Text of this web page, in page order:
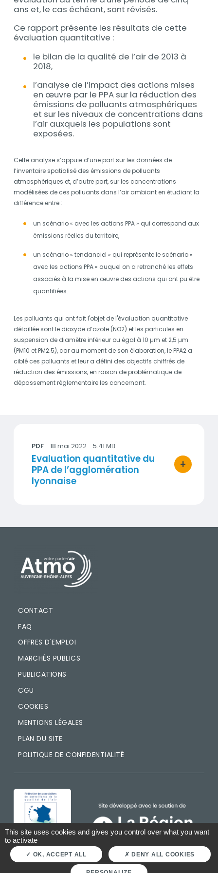
ans et, le cas échéant, sont révisés.
Ce rapport présente les résultats de cette
évaluation quantitative :
le bilan de la qualité de l’air de 2013 à
2018,
l’analyse de l’impact des actions mises
en œuvre par le PPA sur la réduction des
émissions de polluants atmosphériques
et sur les niveaux de concentrations dans
l’air auxquels les populations sont
exposées.
Cette analyse s’appuie d’une part sur les données de
l’inventaire spatialisé des émissions de polluants
atmosphériques et, d’autre part, sur les concentrations
modélisées de ces polluants dans l’air ambiant en étudiant la
différence entre :
un scénario « avec les actions PPA » qui correspond aux
émissions réelles du territoire,
un scénario « tendanciel » qui représente le scénario «
avec les actions PPA » auquel on a retranché les effets
associés à la mise en œuvre des actions qui ont pu être
quantifiées.
Les polluants qui ont fait l'objet de l'évaluation quantitative
détaillée sont le dioxyde d’azote (NO2) et les particules en
suspension de diamètre inférieur ou égal à 10 µm et 2,5 µm
(PM10 et PM2.5), car au moment de son élaboration, le PPA2 a
ciblé ces polluants et leur a défini des objectifs chiffrés de
réduction des émissions, en raison de problématique de
dépassement réglementaire les concernant.
PDF- 18 mai 2022 - 5.41 MB
Titre
Evaluation quantitative du
PPA de l’agglomération
lyonnaise
+
bouton
PIED DE PAGE
CONTACT
FAQ
OFFRES D'EMPLOI
MARCHÉS PUBLICS
PUBLICATIONS
CGU
COOKIES
MENTIONS LÉGALES
PLAN DU SITE
POLITIQUE DE CONFIDENTIALITÉ
IMAGE
This site uses cookies and gives you control over what you want
to activate
OK, ACCEPT ALL DENY ALL COOKIES